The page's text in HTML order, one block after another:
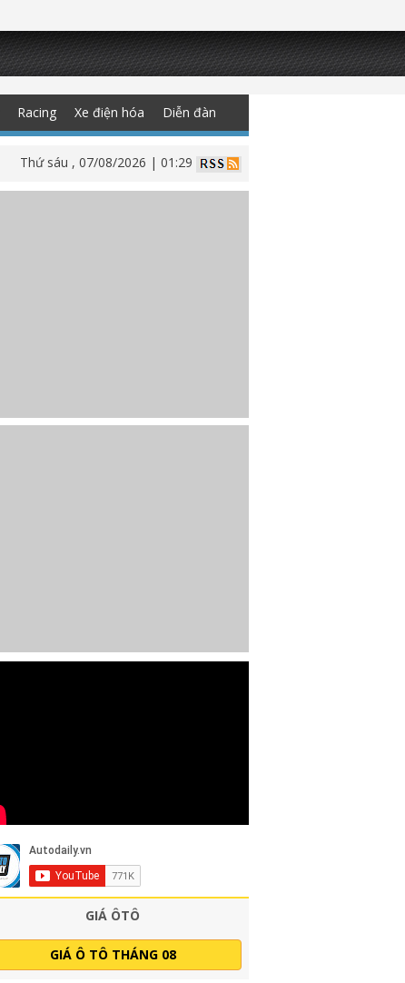
Racing Xe điện hóa Diễn đàn
Thứ sáu , 07/08/2026 | 01:29
GIÁ ÔTÔ
GIÁ Ô TÔ THÁNG 08